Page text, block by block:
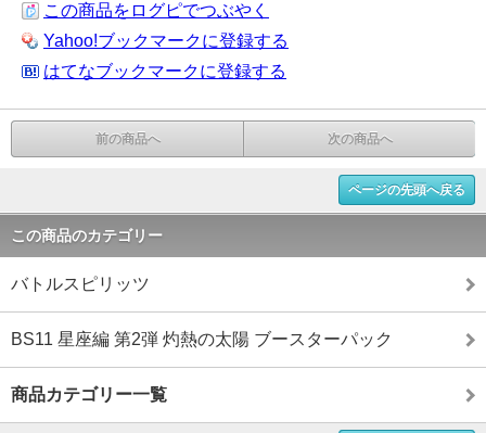
この商品をログピでつぶやく
Yahoo!ブックマークに登録する
はてなブックマークに登録する
前の商品へ 次の商品へ
ページの先頭へ戻る
この商品のカテゴリー
バトルスピリッツ
BS11 星座編 第2弾 灼熱の太陽 ブースターパック
商品カテゴリー一覧